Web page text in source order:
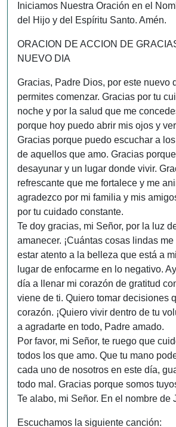
Iniciamos Nuestra Oración en el
del Hijo y del Espíritu Santo. Amén.
ORACION DE ACCION DE
NUEVO DIA
Gracias, Padre Dios, por este nuevo
permites comenzar. Gracias por tu
noche y por la salud que me
porque hoy puedo abrir mis ojos y
Gracias porque puedo escuchar a
de aquellos que amo. Gracias
desayunar y un lugar donde vivir.
refrescante que me fortalece y me
agradezco por mi familia y mis
por tu cuidado constante.
Te doy gracias, mi Señor, por la luz
amanecer. ¡Cuántas cosas lindas
estar atento a la belleza que está a
lugar de enfocarme en lo negativo.
día a llenar mi corazón de gratitud
viene de ti. Quiero tomar decisiones
corazón. ¡Quiero vivir dentro de tu
a agradarte en todo, Padre amado.
Por favor, mi Señor, te ruego que
todos los que amo. Que tu mano
cada uno de nosotros en este día,
todo mal. Gracias porque somos
Te alabo, mi Señor. En el nombre de
Escuchamos la siguiente canción: